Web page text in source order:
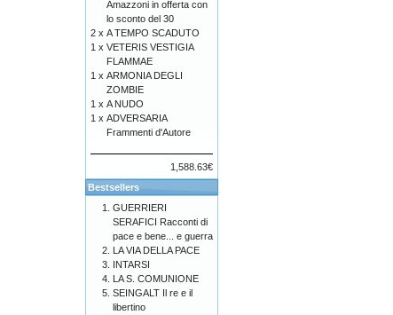
Amazzoni in offerta con
lo sconto del 30
2 x A TEMPO SCADUTO
1 x VETERIS VESTIGIA
FLAMMAE
1 x ARMONIA DEGLI
ZOMBIE
1 x A NUDO
1 x ADVERSARIA
Frammenti d'Autore
1,588.63€
Bestsellers
GUERRIERI
SERAFICI Racconti di
pace e bene... e guerra
LA VIA DELLA PACE
INTARSI
LA S. COMUNIONE
SEINGALT Il re e il
libertino